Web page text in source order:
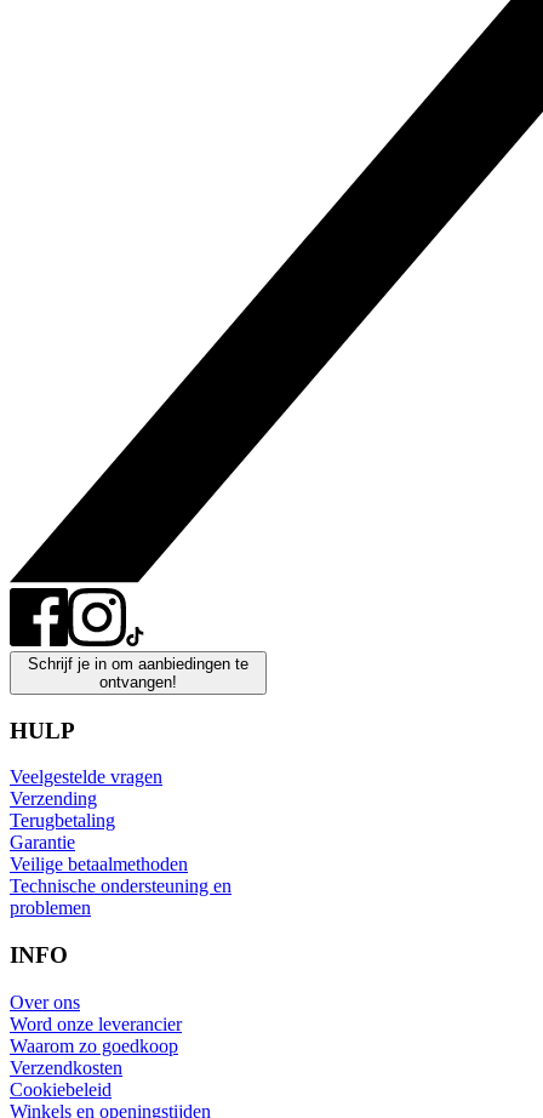
Schrijf je in om aanbiedingen te
ontvangen!
HULP
Veelgestelde vragen
Verzending
Terugbetaling
Garantie
Veilige betaalmethoden
Technische ondersteuning en
problemen
INFO
Over ons
Word onze leverancier
Waarom zo goedkoop
Verzendkosten
Cookiebeleid
Winkels en openingstijden